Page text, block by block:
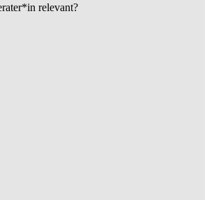
relevant?